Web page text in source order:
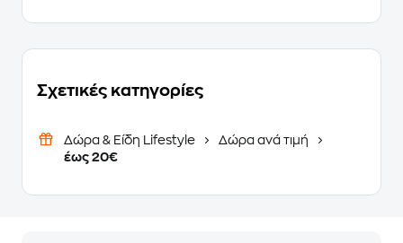
Σχετικές κατηγορίες
Δώρα & Είδη Lifestyle
Δώρα ανά τιμή
έως 20€